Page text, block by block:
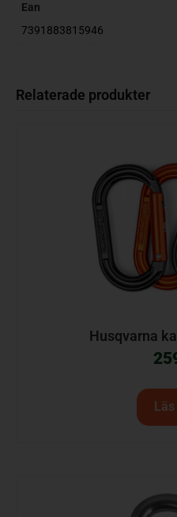
Ean
7391883815946
Relaterade produkter
Husqvarna